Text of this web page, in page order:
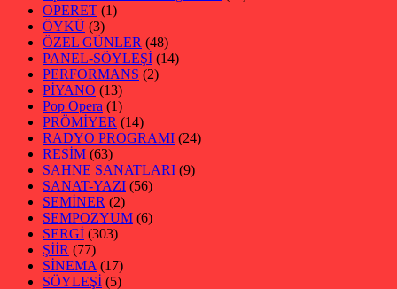
OPERET (1)
ÖYKÜ (3)
ÖZEL GÜNLER (48)
PANEL-SÖYLEŞİ (14)
PERFORMANS (2)
PİYANO (13)
Pop Opera (1)
PRÖMİYER (14)
RADYO PROGRAMI (24)
RESİM (63)
SAHNE SANATLARI (9)
SANAT-YAZI (56)
SEMİNER (2)
SEMPOZYUM (6)
SERGİ (303)
ŞİİR (77)
SİNEMA (17)
SÖYLEŞİ (5)